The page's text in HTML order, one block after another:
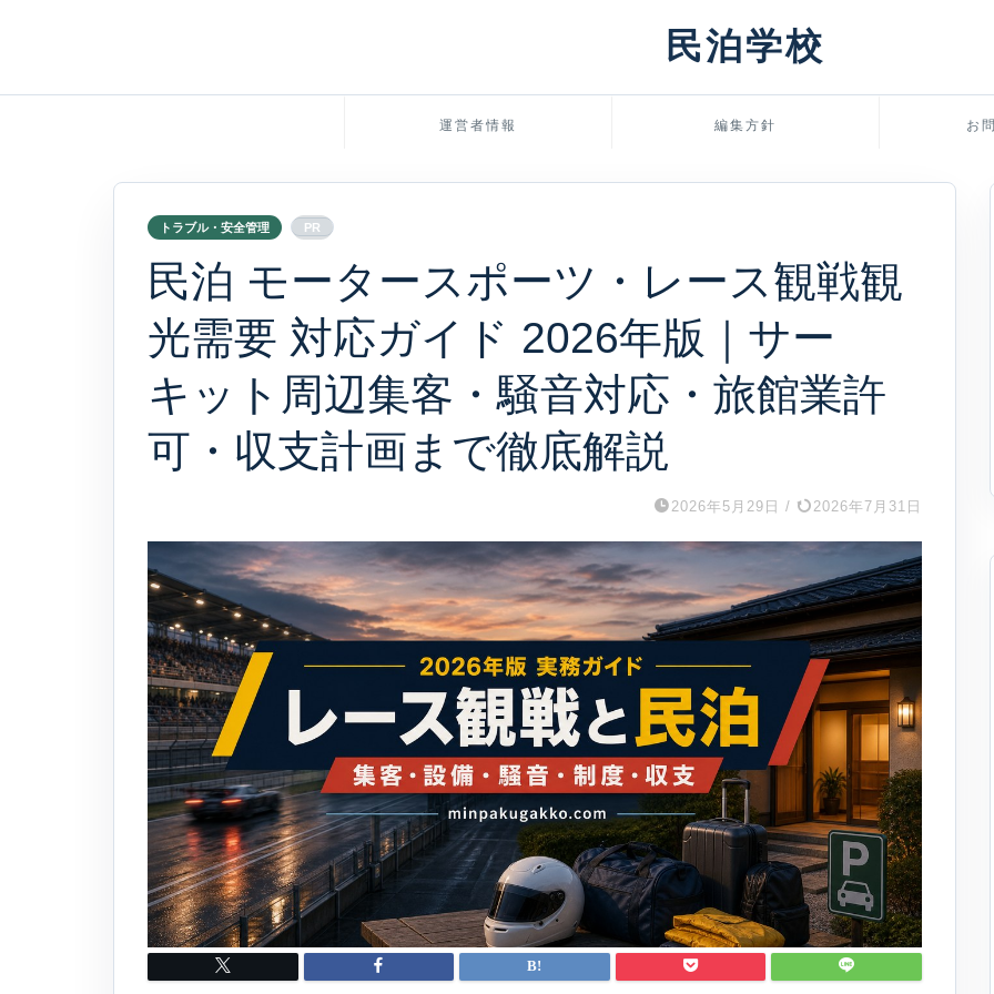
民泊学校
運営者情報 編集方針 お
トラブル・安全管理 PR
民泊 モータースポーツ・レース観戦観
光需要 対応ガイド 2026年版｜サー
キット周辺集客・騒音対応・旅館業許
可・収支計画まで徹底解説
2026年5月29日 / 2026年7月31日